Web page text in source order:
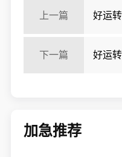
上一篇 好运
两个小区门口可做早
下一篇 好运
加急推荐